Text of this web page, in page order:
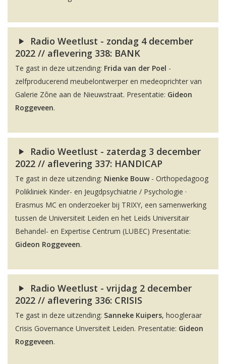
Radio Weetlust - zondag 4 december
2022 // aflevering 338: BANK
Te gast in deze uitzending: Frida van der Poel -
zelfproducerend meubelontwerper en medeoprichter van
Galerie Zône aan de Nieuwstraat. Presentatie: Gideon
Roggeveen.
Radio Weetlust - zaterdag 3 december
2022 // aflevering 337: HANDICAP
Te gast in deze uitzending: Nienke Bouw- Orthopedagoog
Polikliniek Kinder- en Jeugdpsychiatrie / Psychologie ·
Erasmus MC en onderzoeker bij TRIXY, een samenwerking
tussen de Universiteit Leiden en het Leids Universitair
Behandel- en Expertise Centrum (LUBEC) Presentatie:
Gideon Roggeveen.
Radio Weetlust - vrijdag 2 december
2022 // aflevering 336: CRISIS
Te gast in deze uitzending: Sanneke Kuipers, hoogleraar
Crisis Governance Unversiteit Leiden. Presentatie: Gideon
Roggeveen.